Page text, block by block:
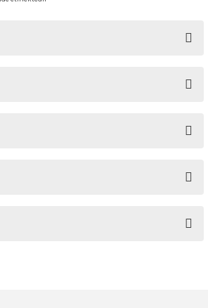
henüz soru sorulmamış.
ürün açıklamalarında ve diğer konularda
öneri formunu kullanarak tarafımıza